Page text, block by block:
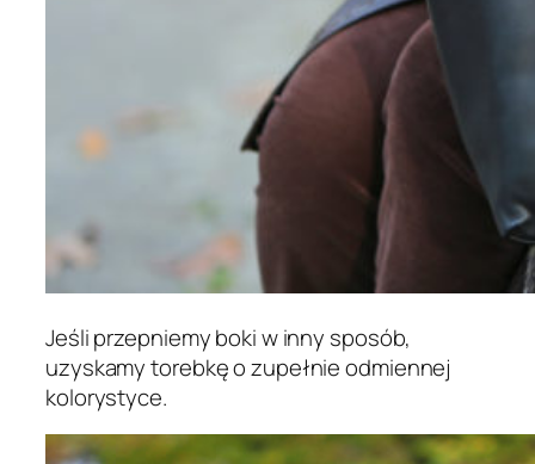
Jeśli przepniemy boki w inny sposób,
uzyskamy torebkę o zupełnie odmiennej
kolorystyce.